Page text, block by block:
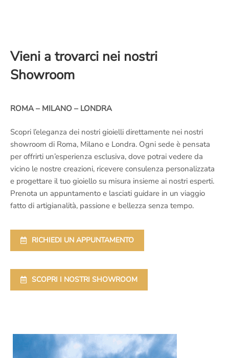
Vieni a trovarci nei nostri
Showroom
ROMA – MILANO – LONDRA
Scopri l’eleganza dei nostri gioielli direttamente nei nostri
showroom di Roma, Milano e Londra. Ogni sede è pensata
per offrirti un’esperienza esclusiva, dove potrai vedere da
vicino le nostre creazioni, ricevere consulenza personalizzata
e progettare il tuo gioiello su misura insieme ai nostri esperti.
Prenota un appuntamento e lasciati guidare in un viaggio
fatto di artigianalità, passione e bellezza senza tempo.
RICHIEDI UN APPUNTAMENTO
SCOPRI I NOSTRI SHOWROOM